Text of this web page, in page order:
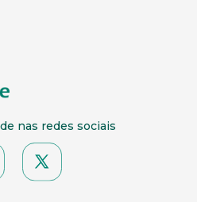
nas redes sociais